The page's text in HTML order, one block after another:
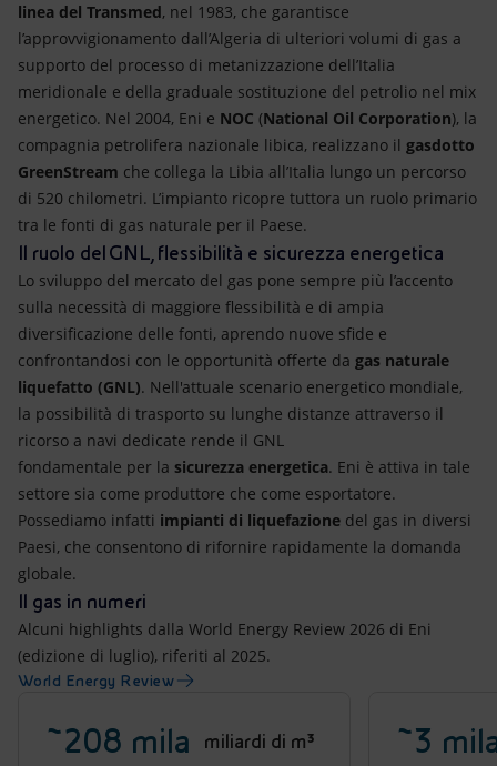
linea del Transmed, nel 1983, che garantisce
l’approvvigionamento dall’Algeria di ulteriori volumi di gas a
supporto del processo di metanizzazione dell’Italia
meridionale e della graduale sostituzione del petrolio nel mix
energetico. Nel 2004, Eni e NOC (National Oil Corporation), la
compagnia petrolifera nazionale libica, realizzano il gasdotto
GreenStream che collega la Libia all’Italia lungo un percorso
di 520 chilometri. L’impianto ricopre tuttora un ruolo primario
tra le fonti di gas naturale per il Paese.
Il ruolo del GNL, flessibilità e sicurezza energetica
Lo sviluppo del mercato del gas pone sempre più l’accento
sulla necessità di maggiore flessibilità e di ampia
diversificazione delle fonti, aprendo nuove sfide e
confrontandosi con le opportunità offerte da gas naturale
liquefatto (GNL). Nell'attuale scenario energetico mondiale,
la possibilità di trasporto su lunghe distanze attraverso il
ricorso a navi dedicate rende il GNL
fondamentale per la sicurezza energetica. Eni è attiva in tale
settore sia come produttore che come esportatore.
Possediamo infatti impianti di liquefazione del gas in diversi
Paesi, che consentono di rifornire rapidamente la domanda
globale.
Il gas in numeri
Alcuni highlights dalla World Energy Review 2026 di Eni
(edizione di luglio), riferiti al 2025.
World Energy Review
~208 mila miliardi di m³ ~3